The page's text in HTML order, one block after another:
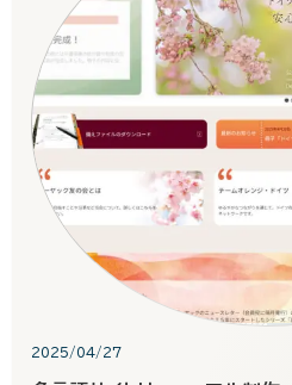
2025/04/27